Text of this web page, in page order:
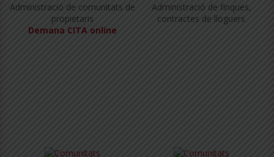
Administració de comunitats de
propietaris
Demana CITA online
Administració de finques,
contractes de lloguers